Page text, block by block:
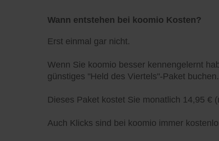
Wann entstehen bei koomio Kosten?
Erst einmal gar nicht.
Wenn Sie koomio besser kennengelernt
günstiges "Held des Viertels"-Paket buchen.
Dieses Paket kostet Sie monatlich 14,95 €
Auch Klicks sind bei koomio immer